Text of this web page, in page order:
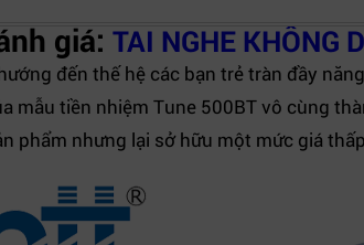
giá: TAI NGHE KHÔNG
đến thế hệ các bạn trẻ tràn đầy
mẫu tiền nhiệm Tune 500BT vô cùng
phẩm nhưng lại sở hữu một mức giá